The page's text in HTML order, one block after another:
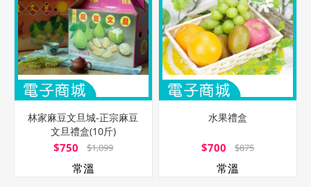
林家麻豆文旦城-正宗麻豆
文旦禮盒(10斤)
$750 $1,099
常溫
水果禮盒
$700 $875
常溫